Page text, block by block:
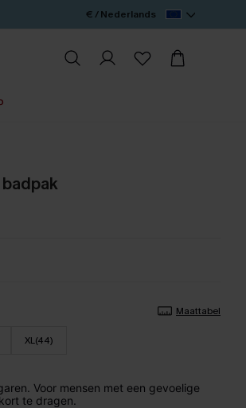
€ / Nederlands
Maattabel
XL(44)
Voor mensen met een gevoelige
te dragen.